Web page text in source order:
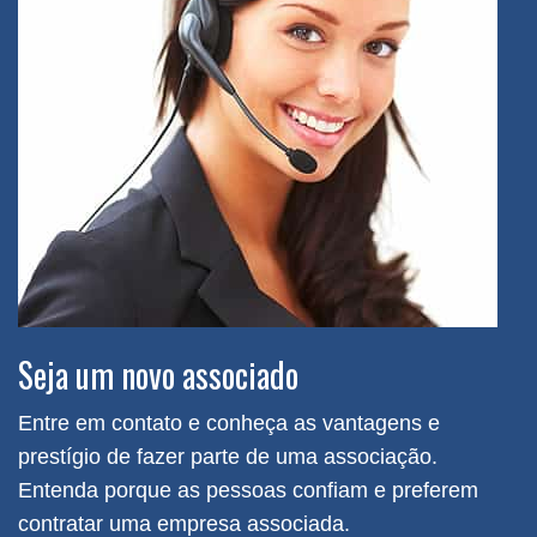
Seja um novo associado
Entre em contato e conheça as vantagens e
prestígio de fazer parte de uma associação.
Entenda porque as pessoas confiam e preferem
contratar uma empresa associada.